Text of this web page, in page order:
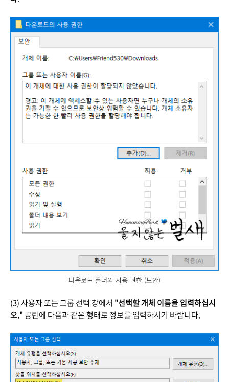
다운로드 폴더의 사용 권한 (보안)
(3) 사용자 또는 그룹 선택 창에서 "선택할 개체 이름을 입력하십시
오."공란에 다음과 같은 형태로 정보를 입력하시기 바랍니다.